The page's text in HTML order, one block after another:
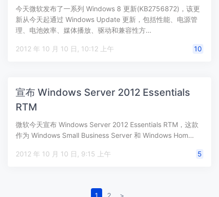
今天微软发布了一系列 Windows 8 更新(KB2756872)，该更
新从今天起通过 Windows Update 更新，包括性能、电源管
理、电池效率、媒体播放、驱动和兼容性方…
2012 年 10 月 10 日, 10:12 上午 10
宣布 Windows Server 2012 Essentials
RTM
微软今天宣布 Windows Server 2012 Essentials RTM，这款
作为 Windows Small Business Server 和 Windows Hom…
2012 年 10 月 10 日, 9:15 上午 5
1 2 >